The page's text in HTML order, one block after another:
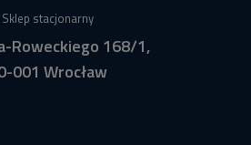
Sklep stacjonarny
Roweckiego 168/1,
001 Wrocław